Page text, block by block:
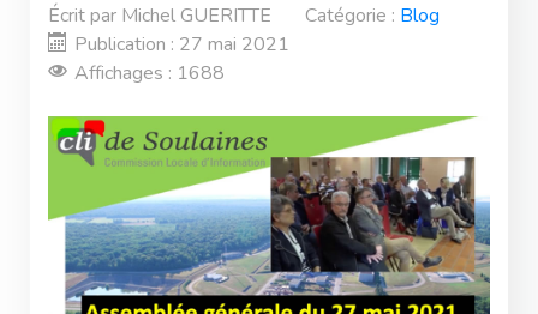
Écrit par Michel GUERITTE Catégorie : Blog
Publication : 27 mai 2021
Affichages : 1688